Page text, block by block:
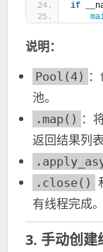
if
说明：
Pool(4)
池。
.map() ：
返回结果列表
.close()
有线程完成。
3. 手动创建